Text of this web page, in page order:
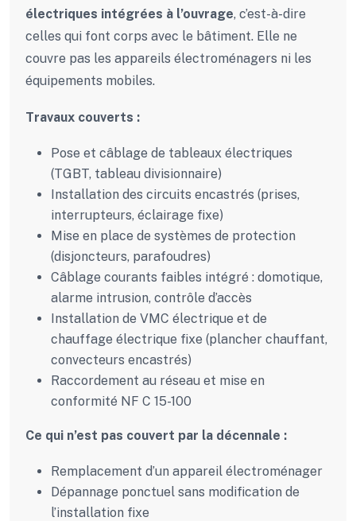
électriques intégrées à l’ouvrage, c’est-à-dire
celles qui font corps avec le bâtiment. Elle ne
couvre pas les appareils électroménagers ni les
équipements mobiles.
Travaux couverts :
Pose et câblage de tableaux électriques
(TGBT, tableau divisionnaire)
Installation des circuits encastrés (prises,
interrupteurs, éclairage fixe)
Mise en place de systèmes de protection
(disjoncteurs, parafoudres)
Câblage courants faibles intégré : domotique,
alarme intrusion, contrôle d’accès
Installation de VMC électrique et de
chauffage électrique fixe (plancher chauffant,
convecteurs encastrés)
Raccordement au réseau et mise en
conformité NF C 15-100
Ce qui n’est pas couvert par la décennale :
Remplacement d’un appareil électroménager
Dépannage ponctuel sans modification de
l’installation fixe